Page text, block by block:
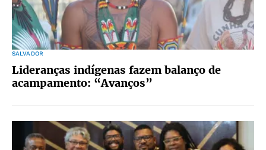
SALVADOR
Lideranças indígenas fazem balanço de
acampamento: “Avanços”